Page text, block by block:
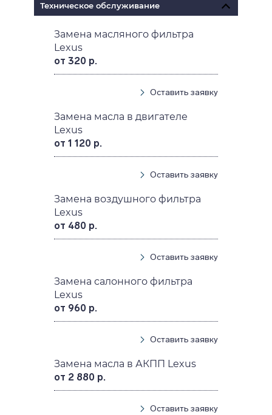
Техническое обслуживание
Замена масляного фильтра
Lexus
от 320 р.
Оставить заявку
Замена масла в двигателе
Lexus
от 1 120 р.
Оставить заявку
Замена воздушного фильтра
Lexus
от 480 р.
Оставить заявку
Замена салонного фильтра
Lexus
от 960 р.
Оставить заявку
Замена масла в АКПП Lexus
от 2 880 р.
Оставить заявку